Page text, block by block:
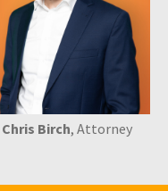
Chris Birch, Attorney